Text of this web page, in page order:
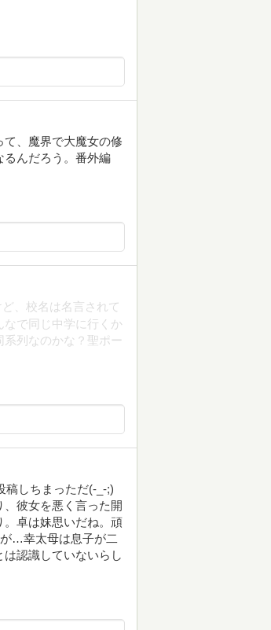
、魔界で大魔女の修
るんだろう。番外編
、校名は名言されて
で同じ中学に行くか
列なのかな？聖ポー
稿しちまっただ(-_-;)
彼女を悪く言った開
。卓は妹思いだね。頑
…幸太母は息子が二
認識していないらし